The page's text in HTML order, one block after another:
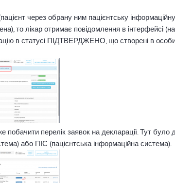
через обрану ним пацієнтську
то лікар отримає повідомлення в інтерфейсі
в статусі ПІДТВЕРДЖЕНО, що створені в
перелік заявок на декларації. Тут було
або ПІС (пацієнтська інформаційна система).